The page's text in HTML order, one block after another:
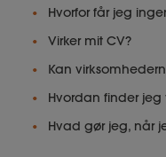
Hvorfor får jeg
Virker mit CV?
Kan
Hvordan finder
Hvad gør jeg, når